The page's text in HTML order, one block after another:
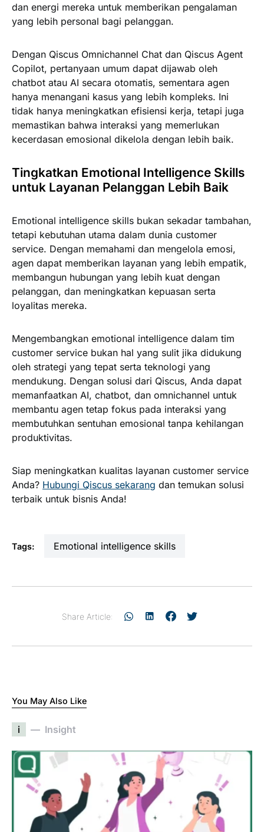
dan energi mereka untuk memberikan pengalaman
yang lebih personal bagi pelanggan.
Dengan Qiscus Omnichannel Chat dan Qiscus Agent
Copilot, pertanyaan umum dapat dijawab oleh
chatbot atau AI secara otomatis, sementara agen
hanya menangani kasus yang lebih kompleks. Ini
tidak hanya meningkatkan efisiensi kerja, tetapi juga
memastikan bahwa interaksi yang memerlukan
kecerdasan emosional dikelola dengan lebih baik.
Tingkatkan Emotional Intelligence Skills
untuk Layanan Pelanggan Lebih Baik
Emotional intelligence skills bukan sekadar tambahan,
tetapi kebutuhan utama dalam dunia customer
service. Dengan memahami dan mengelola emosi,
agen dapat memberikan layanan yang lebih empatik,
membangun hubungan yang lebih kuat dengan
pelanggan, dan meningkatkan kepuasan serta
loyalitas mereka.
Mengembangkan emotional intelligence dalam tim
customer service bukan hal yang sulit jika didukung
oleh strategi yang tepat serta teknologi yang
mendukung. Dengan solusi dari Qiscus, Anda dapat
memanfaatkan AI, chatbot, dan omnichannel untuk
membantu agen tetap fokus pada interaksi yang
membutuhkan sentuhan emosional tanpa kehilangan
produktivitas.
Siap meningkatkan kualitas layanan customer service
Anda? Hubungi Qiscus sekarang dan temukan solusi
terbaik untuk bisnis Anda!
Tags: emotional intelligence skills
Share Article:
You May Also Like
i Insight